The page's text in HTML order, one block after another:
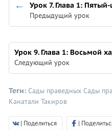
Урок 7. Глава 1:
Предыдущий урок
Урок 9. Глава 1: Восьмой
Следующий урок
Теги: Сады праведных Сады
Канатали Такиров
| Поделиться |